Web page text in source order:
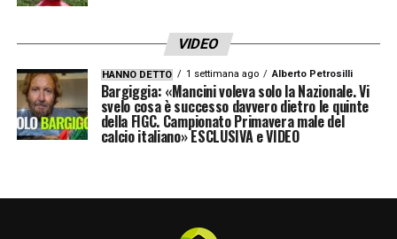
VIDEO
HANNO DETTO 1 settimana ago Alberto Petrosilli
Bargiggia: «Mancini voleva solo la Nazionale. Vi
svelo cosa è successo davvero dietro le quinte
della FIGC. Campionato Primavera male del
calcio italiano» ESCLUSIVA e VIDEO